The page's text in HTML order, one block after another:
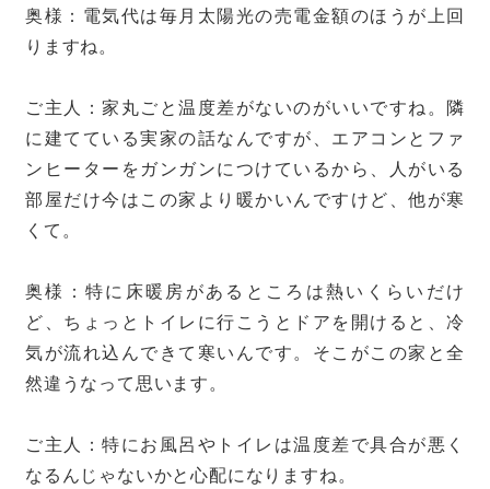
奥様：電気代は毎月太陽光の売電金額のほうが上回
りますね。
ご主人：家丸ごと温度差がないのがいいですね。隣
に建てている実家の話なんですが、エアコンとファ
ンヒーターをガンガンにつけているから、人がいる
部屋だけ今はこの家より暖かいんですけど、他が寒
くて。
奥様：特に床暖房があるところは熱いくらいだけ
ど、ちょっとトイレに行こうとドアを開けると、冷
気が流れ込んできて寒いんです。そこがこの家と全
然違うなって思います。
ご主人：特にお風呂やトイレは温度差で具合が悪く
なるんじゃないかと心配になりますね。